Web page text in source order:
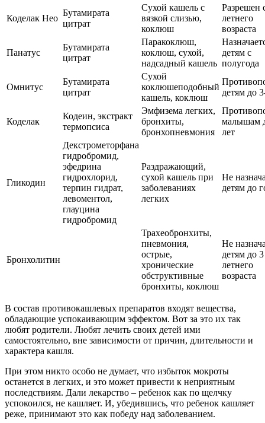
Коделак Нео
Бутамирата
цитрат
Сухой кашель с
вязкой слизью,
коклюш
Разрешен
летнего
возраста
Панатус
Бутамирата
цитрат
Паракоклюш,
коклюш, сухой,
надсадный кашель
детям с
полугода
Омнитус
Бутамирата
цитрат
Сухой
коклюшеподобный
кашель, коклюш
детям до
Коделак
Кодеин, экстракт
термопсиса
Эмфизема легких,
бронхиты,
бронхопневмония
малышам
лет
Гликодин
Декстрометорфана
гидробромид,
эфедрина
гидрохлорид,
терпин гидрат,
левоментол,
глауцина
гидробромид
Раздражающий,
сухой кашель при
заболеваниях
легких
Не
детям до
Бронхолитин
Трахеобронхиты,
пневмония,
острые,
хронические
обструктивные
бронхиты, коклюш
Не
детям до 3
летнего
возраста
В состав противокашлевых препаратов входят вещества,
обладающие успокаивающим эффектом. Вот за это их так
любят родители. Любят лечить своих детей ими
самостоятельно, вне зависимости от причин, длительности и
характера кашля.
При этом никто особо не думает, что избыток мокроты
останется в легких, и это может привести к неприятным
последствиям. Дали лекарство – ребенок как по щелчку
успокоился, не кашляет. И, убедившись, что ребенок кашляет
реже, принимают это как победу над заболеванием.